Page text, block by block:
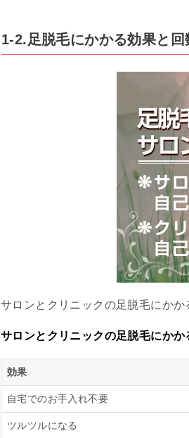
1-2.足脱毛にかかる効果と回
サロンとクリニックの足脱毛にかか
サロンとクリニックの足脱毛にかか
効果
自宅でのお手入れ不要
ツルツルになる